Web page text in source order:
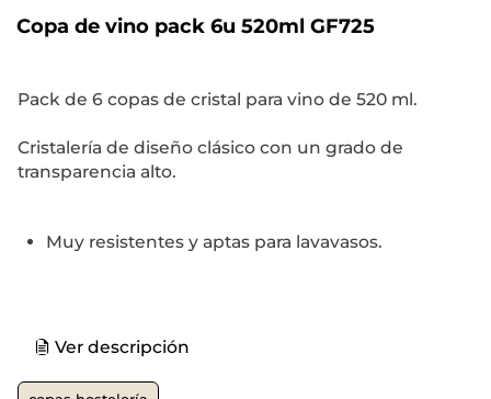
Copa de vino pack 6u 520ml GF725
Pack de 6 copas de cristal para vino de 520 ml.
Cristalería de diseño clásico con un grado de
transparencia alto.
Muy resistentes y aptas para lavavasos.
Ver descripción